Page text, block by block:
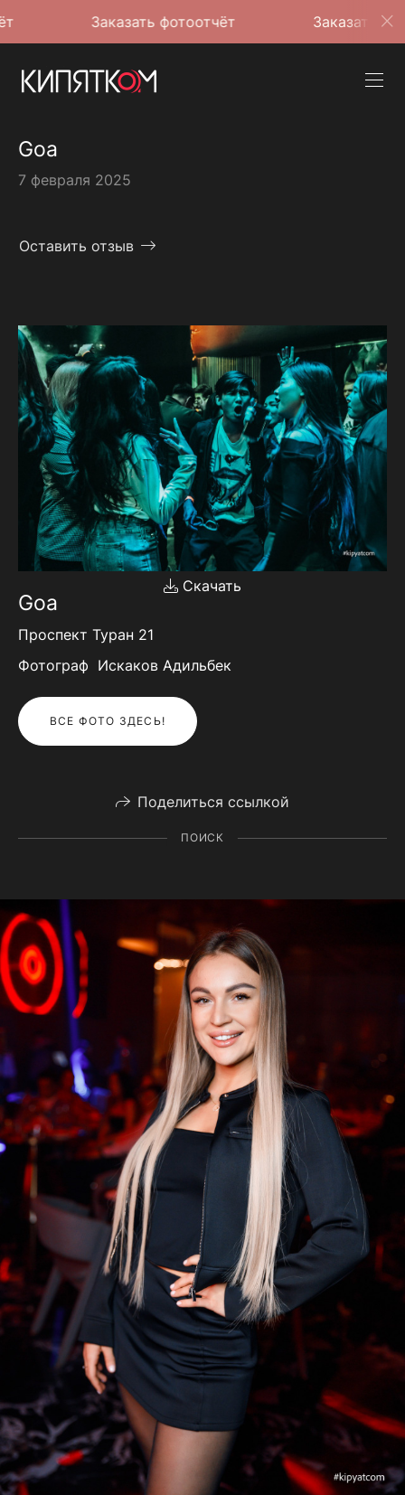
Заказать фотоотчёт Заказать фотоотчёт
Goa
7 февраля 2025
Оставить отзыв
Скачать
Goa
Проспект Туран 21
Фотограф Искаков Адильбек
ВСЕ ФОТО ЗДЕСЬ!
Поделиться ссылкой
ПОИСК